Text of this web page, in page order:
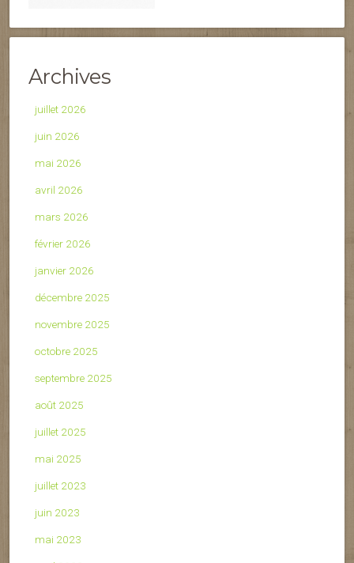
Archives
juillet 2026
juin 2026
mai 2026
avril 2026
mars 2026
février 2026
janvier 2026
décembre 2025
novembre 2025
octobre 2025
septembre 2025
août 2025
juillet 2025
mai 2025
juillet 2023
juin 2023
mai 2023